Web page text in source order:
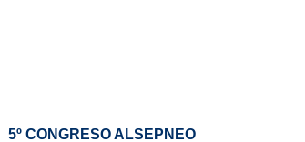
5º CONGRESO ALSEPNEO